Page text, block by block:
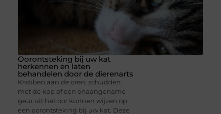
Oorontsteking bij uw kat
herkennen en laten
behandelen door de dierenarts
Krabben aan de oren, schudden
met de kop of een onaangename
geur uit het oor kunnen wijzen op
een oorontsteking bij uw kat. Deze